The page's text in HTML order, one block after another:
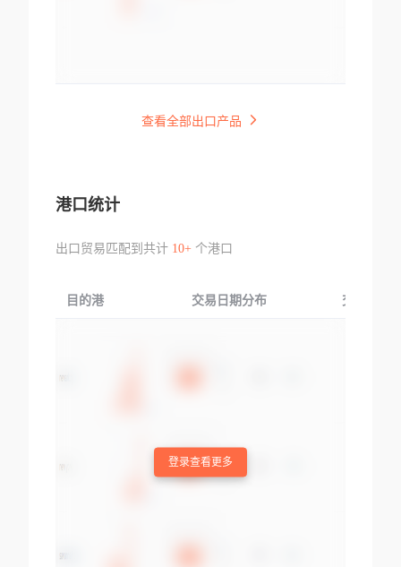
查看全部出口产品
港口统计
出口贸易匹配到共计 10+个港口
目的港 交易日期分布 交易产品
登录查看更多